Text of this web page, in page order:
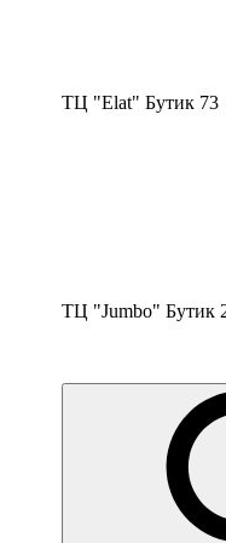
ТЦ "Elat" Бутик 73
ТЦ "Jumbo" Бутик